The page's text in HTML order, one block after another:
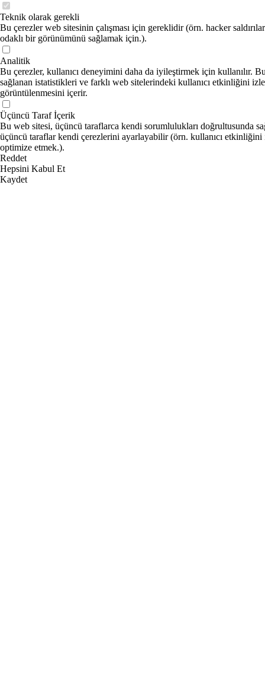
Teknik olarak gerekli
Bu çerezler web sitesinin çalışması için gereklidir (örn. hacker
odaklı bir görünümünü sağlamak için.).
Analitik
Bu çerezler, kullanıcı deneyimini daha da iyileştirmek için kullanılır.
sağlanan istatistikleri ve farklı web sitelerindeki kullanıcı etkinliğini
görüntülenmesini içerir.
Üçüncü Taraf İçerik
Bu web sitesi, üçüncü taraflarca kendi sorumlulukları doğrultusunda
üçüncü taraflar kendi çerezlerini ayarlayabilir (örn. kullanıcı
optimize etmek.).
Reddet
Hepsini Kabul Et
Kaydet